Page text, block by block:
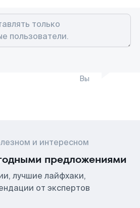
Вы
и интересном
предложениями
лучшие лайфхаки,
от экспертов